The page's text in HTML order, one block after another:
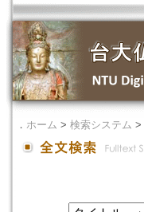
． ホーム > 検索システム >